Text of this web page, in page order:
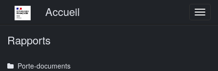
Menu principalAccueil
Rapports
Porte-documents